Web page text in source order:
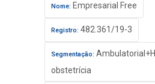
Nome: Empresarial Free
Registro: 482.361/19-3
Segmentação:
obstetrícia